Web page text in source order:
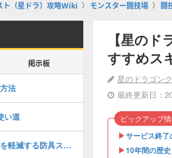
ト（星ドラ）攻略Wiki モンスター闘技場 闘
【星の
すすめス
星のドラゴン
最終更新日：
▶︎サービス終
▶︎10年間の歴
ピックアップ
掲示板
法
い道
ヒャド属性ダメージを軽減する防具スキル一覧